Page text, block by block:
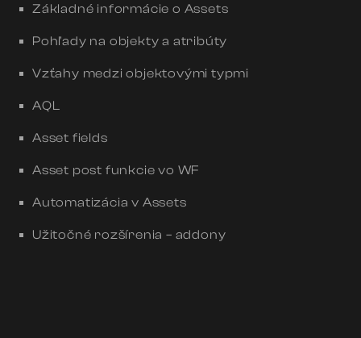
Základné informácie o Assets
Pohľady na objekty a atribúty
Vzťahy medzi objektovými typmi
AQL
Asset fields
Asset post funkcie vo WF
Automatizácia v Assets
Užitočné rozšírenia – addony